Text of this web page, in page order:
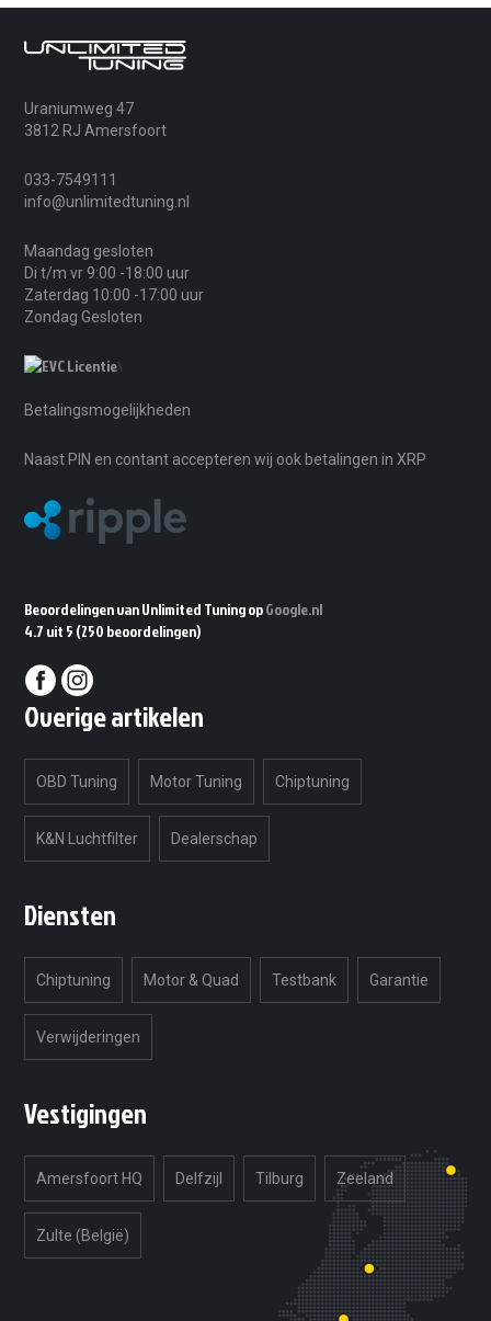
Uraniumweg 47
3812 RJ Amersfoort
033-7549111
info@unlimitedtuning.nl
Maandag gesloten
Di t/m vr 9:00 -18:00 uur
Zaterdag 10:00 -17:00 uur
Zondag Gesloten
Betalingsmogelijkheden
Naast PIN en contant accepteren wij ook betalingen in XRP
Beoordelingen van Unlimited Tuning opGoogle.nl
4.7 uit 5 (250 beoordelingen)
Overige artikelen
OBD Tuning Motor Tuning Chiptuning
K&N Luchtfilter Dealerschap
Diensten
Chiptuning Motor & Quad Testbank Garantie
Verwijderingen
Vestigingen
Amersfoort HQ Delfzijl Tilburg Zeeland
Zulte (België)